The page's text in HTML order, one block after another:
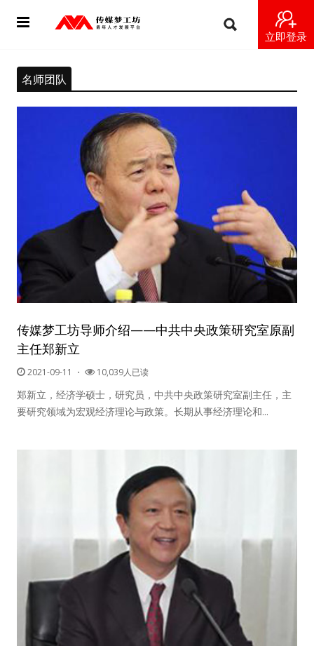
立即登录
首页
梦工坊视频
纪录片1 梦想开始的地方
纪录片3 我们都是青年偶像
往届
梦工坊圈
名师团队
传媒梦工坊导师介绍——中共中央政策研究室原副
主任郑新立
2021-09-11 ・ 10,039人已读
郑新立，经济学硕士，研究员，中共中央政策研究室副主任，主
要研究领域为宏观经济理论与政策。长期从事经济理论和...